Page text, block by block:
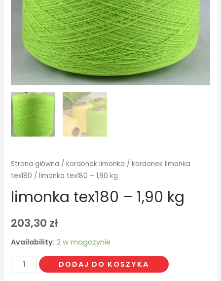
Strona główna /kordonek limonka /kordonek limonka
tex180 / limonka tex180 – 1,90 kg
limonka tex180 – 1,90 kg
203,30 zł
Availability: 2 w magazynie
ilość
limonka
DODAJ DO KOSZYKA